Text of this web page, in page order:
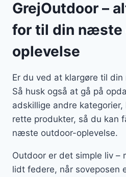
GrejOutdoor –
for til din næste
oplevelse
Er du ved at klargøre til
Så husk også at gå på
adskillige andre
rette produkter, så du kan
næste outdoor-oplevelse.
Outdoor er det simple liv –
lidt federe, når